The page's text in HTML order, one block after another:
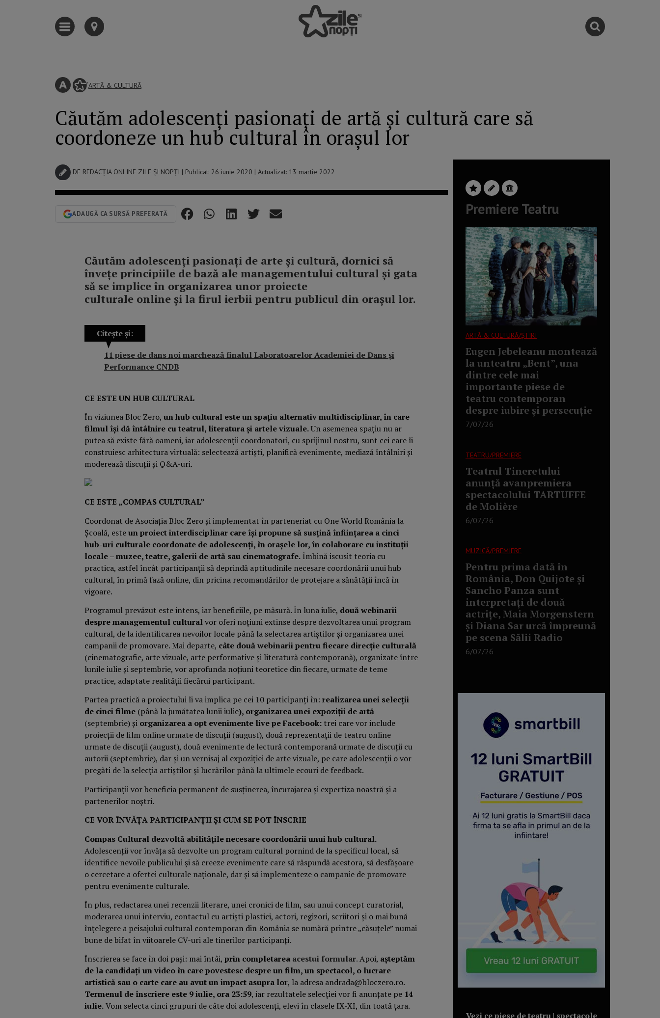
ARTĂ & CULTURĂ
Căutăm adolescenți pasionați de artă și cultură care să
coordoneze un hub cultural în orașul lor
DE REDACȚIA ONLINE ZILE ȘI NOPȚI | Publicat: 26 iunie 2020 | Actualizat: 13 martie 2022
ADAUGĂ CA SURSĂ PREFERATĂ
Căutăm adolescenți pasionați de arte și cultură, dornici să
învețe principiile de bază ale managementului cultural și gata
să se implice în organizarea unor proiecte
culturale online și la firul ierbii pentru publicul din orașul lor.
Citește și:
11 piese de dans noi marchează finalul Laboratoarelor Academiei de Dans și
Performance CNDB
CE ESTE UN HUB CULTURAL
În viziunea Bloc Zero, un hub cultural este un spațiu alternativ multidisciplinar, în care
filmul își dă întâlnire cu teatrul, literatura și artele vizuale.Un asemenea spațiu nu ar
putea să existe fără oameni, iar adolescenții coordonatori, cu sprijinul nostru, sunt cei care îi
construiesc arhitectura virtuală: selectează artiști, planifică evenimente, mediază întâlniri și
moderează discuții și Q&A-uri.
CE ESTE „COMPAS CULTURAL”
Coordonat de Asociația Bloc Zero și implementat în parteneriat cu One World România la
Școală, esteun proiect interdisciplinar care își propune să susțină înființarea a cinci
hub-uri culturale coordonate de adolescenți, în orașele lor, în colaborare cu instituții
locale – muzee, teatre, galerii de artă sau cinematografe. Îmbină iscusit teoria cu
practica, astfel încât participanții să deprindă aptitudinile necesare coordonării unui hub
cultural, în primă fază online, din pricina recomandărilor de protejare a sănătății încă în
vigoare.
Programul prevăzut este intens, iar beneficiile, pe măsură. În luna iulie, două webinarii
despre managementul culturalvor oferi noțiuni extinse despre dezvoltarea unui program
cultural, de la identificarea nevoilor locale până la selectarea artiștilor și organizarea unei
campanii de promovare. Mai departe, câte două webinarii pentru fiecare direcție culturală
(cinematografie, arte vizuale, arte performative și literatură contemporană), organizate între
lunile iulie și septembrie, vor aprofunda noțiuni teoretice din fiecare, urmate de teme
practice, adaptate realității fiecărui participant.
Partea practică a proiectului îi va implica pe cei 10 participanți în: realizarea unei selecții
de cinci filme (până la jumătatea lunii iulie), organizarea unei expoziții de artă
(septembrie) și organizarea a opt evenimente live pe Facebook: trei care vor include
proiecții de film online urmate de discuții (august), două reprezentații de teatru online
urmate de discuții (august), două evenimente de lectură contemporană urmate de discuții cu
autorii (septembrie), dar și un vernisaj al expoziției de arte vizuale, pe care adolescenții o vor
pregăti de la selecția artiștilor și lucrărilor până la ultimele ecouri de feedback.
Participanții vor beneficia permanent de susținerea, încurajarea și expertiza noastră și a
partenerilor noștri.
CE VOR ÎNVĂȚA PARTICIPANȚII ȘI CUM SE POT ÎNSCRIE
Compas Cultural dezvoltă abilitățile necesare coordonării unui hub cultural.
Adolescenții vor învăța să dezvolte un program cultural pornind de la specificul local, să
identifice nevoile publicului și să creeze evenimente care să răspundă acestora, să desfășoare
o cercetare a ofertei culturale naționale, dar și să implementeze o campanie de promovare
pentru evenimente culturale.
În plus, redactarea unei recenzii literare, unei cronici de film, sau unui concept curatorial,
moderarea unui interviu, contactul cu artiști plastici, actori, regizori, scriitori și o mai bună
înțelegere a peisajului cultural contemporan din România se numără printre „căsuțele” numai
bune de bifat în viitoarele CV-uri ale tinerilor participanți.
Înscrierea se face în doi pași: mai întâi, prin completarea acestui formular.Apoi, așteptăm
de la candidați un video în care povestesc despre un film, un spectacol, o lucrare
artistică sau o carte care au avut un impact asupra lor, la adresa andrada@bloczero.ro.
Termenul de înscriere este 9 iulie, ora 23:59, iar rezultatele selecției vor fi anunțate pe 14
iulie.Vom selecta cinci grupuri de câte doi adolescenți, elevi în clasele IX-XI, din toată țara.
Premiere Teatru
ARTĂ & CULTURĂ/ȘTIRI
Eugen Jebeleanu montează
la unteatru „Bent”, una
dintre cele mai
importante piese de
teatru contemporan
despre iubire și persecuție
7/07/26
TEATRU/PREMIERE
Teatrul Tineretului
anunță avanpremiera
spectacolului TARTUFFE
de Molière
6/07/26
MUZICĂ/PREMIERE
Pentru prima dată în
România, Don Quijote și
Sancho Panza sunt
interpretați de două
actrițe, Maia Morgenstern
și Diana Sar urcă împreună
pe scena Sălii Radio
6/07/26
Vezi ce piese de teatru | spectacole